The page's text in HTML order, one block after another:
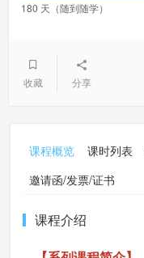
180 天（随到随学）
收藏 分享
课程概览 课时列表
邀请函/发票/证书
课程介绍